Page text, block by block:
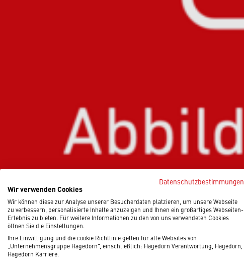
Datenschutzbestimmungen
Wir verwenden Cookies
Wir können diese zur Analyse unserer Besucherdaten platzieren, um unsere Webseite
zu verbessern, personalisierte Inhalte anzuzeigen und Ihnen ein großartiges Webseiten-
Erlebnis zu bieten. Für weitere Informationen zu den von uns verwendeten Cookies
öffnen Sie die Einstellungen.
Ihre Einwilligung und die cookie Richtlinie gelten für alle Websites von
„Unternehmensgruppe Hagedorn“, einschließlich: Hagedorn Verantwortung, Hagedorn,
Hagedorn Karriere.